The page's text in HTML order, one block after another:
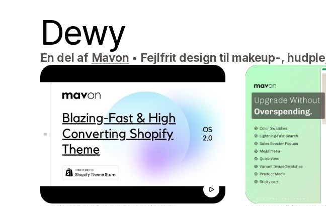
Dewy
En del af Mavon • Fejlfrit design til makeup-,